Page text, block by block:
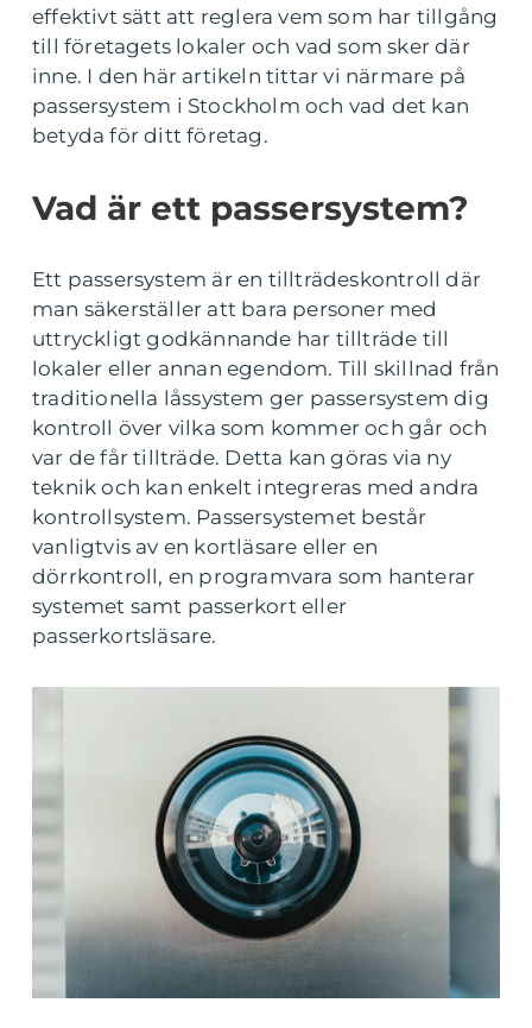
effektivt sätt att reglera vem som har tillgång
till företagets lokaler och vad som sker där
inne. I den här artikeln tittar vi närmare på
passersystem i Stockholm och vad det kan
betyda för ditt företag.
Vad är ett passersystem?
Ett passersystem är en tillträdeskontroll där
man säkerställer att bara personer med
uttryckligt godkännande har tillträde till
lokaler eller annan egendom. Till skillnad från
traditionella låssystem ger passersystem dig
kontroll över vilka som kommer och går och
var de får tillträde. Detta kan göras via ny
teknik och kan enkelt integreras med andra
kontrollsystem. Passersystemet består
vanligtvis av en kortläsare eller en
dörrkontroll, en programvara som hanterar
systemet samt passerkort eller
passerkortsläsare.